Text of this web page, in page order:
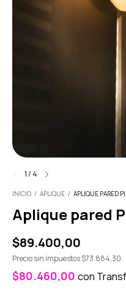
1/ 4
INICIO / APLIQUE / APLIQUE PARED
Aplique pared
$89.400,00
Precio sin impuestos$73.884,30
$80.460,00 con